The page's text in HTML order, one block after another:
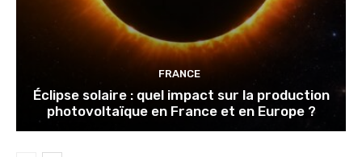
FRANCE
Éclipse solaire : quel impact sur la production
photovoltaïque en France et en Europe ?